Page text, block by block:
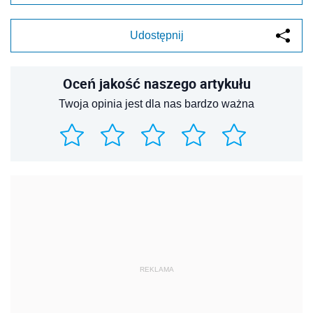
Udostępnij
Oceń jakość naszego artykułu
Twoja opinia jest dla nas bardzo ważna
REKLAMA